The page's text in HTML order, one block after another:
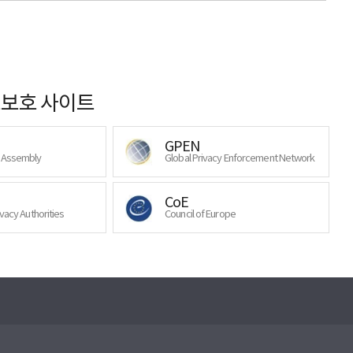
호 사이트
GPEN
Global Privacy Enforcement Network
Authorities
CoE
Council of Europe